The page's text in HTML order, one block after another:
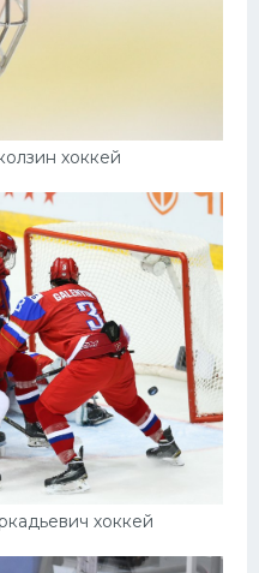
хоккей
хоккей